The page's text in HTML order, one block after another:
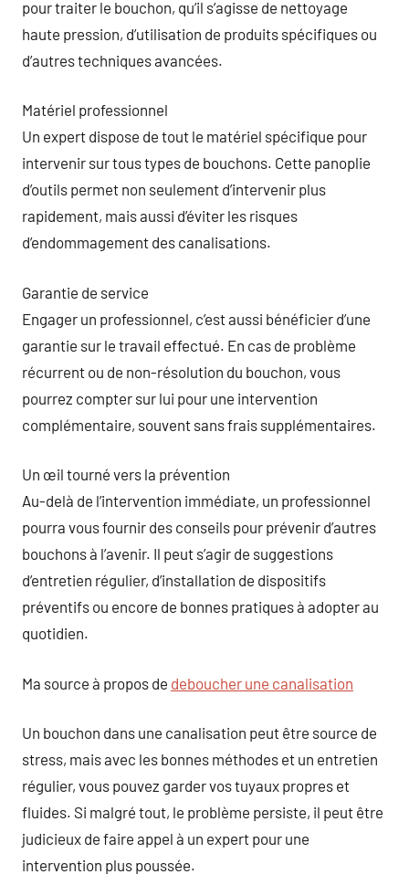
pour traiter le bouchon, qu’il s’agisse de nettoyage
haute pression, d’utilisation de produits spécifiques ou
d’autres techniques avancées.
Matériel professionnel
Un expert dispose de tout le matériel spécifique pour
intervenir sur tous types de bouchons. Cette panoplie
d’outils permet non seulement d’intervenir plus
rapidement, mais aussi d’éviter les risques
d’endommagement des canalisations.
Garantie de service
Engager un professionnel, c’est aussi bénéficier d’une
garantie sur le travail effectué. En cas de problème
récurrent ou de non-résolution du bouchon, vous
pourrez compter sur lui pour une intervention
complémentaire, souvent sans frais supplémentaires.
Un œil tourné vers la prévention
Au-delà de l’intervention immédiate, un professionnel
pourra vous fournir des conseils pour prévenir d’autres
bouchons à l’avenir. Il peut s’agir de suggestions
d’entretien régulier, d’installation de dispositifs
préventifs ou encore de bonnes pratiques à adopter au
quotidien.
Ma source à propos de deboucher une canalisation
Un bouchon dans une canalisation peut être source de
stress, mais avec les bonnes méthodes et un entretien
régulier, vous pouvez garder vos tuyaux propres et
fluides. Si malgré tout, le problème persiste, il peut être
judicieux de faire appel à un expert pour une
intervention plus poussée.